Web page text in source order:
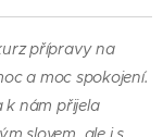
přípravy na
a moc spokojení.
k nám přijela